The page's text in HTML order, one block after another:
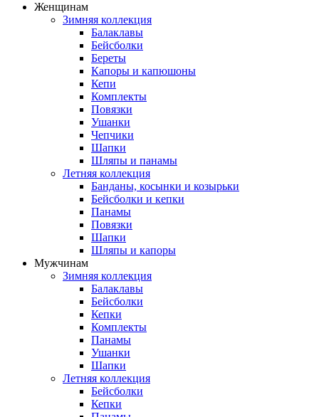
Женщинам
Зимняя коллекция
Балаклавы
Бейсболки
Береты
Капоры и капюшоны
Кепи
Комплекты
Повязки
Ушанки
Чепчики
Шапки
Шляпы и панамы
Летняя коллекция
Банданы, косынки и козырьки
Бейсболки и кепки
Панамы
Повязки
Шапки
Шляпы и капоры
Мужчинам
Зимняя коллекция
Балаклавы
Бейсболки
Кепки
Комплекты
Панамы
Ушанки
Шапки
Летняя коллекция
Бейсболки
Кепки